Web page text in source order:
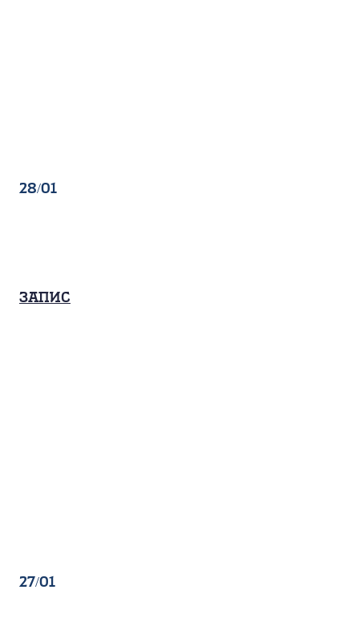
28/01
Запис
27/01